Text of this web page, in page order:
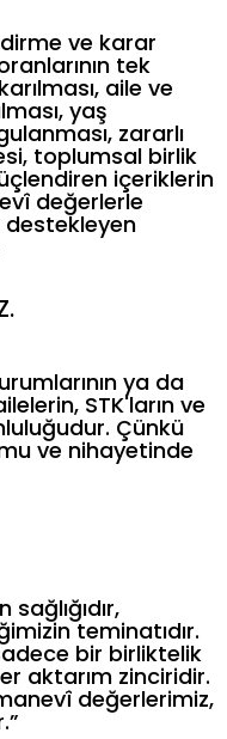
ve karar
tek
aile ve
yaş
zararlı
toplumsal birlik
içeriklerin
değerlerle
destekleyen
ya da
STK'ların ve
Çünkü
ve nihayetinde
teminatıdır.
bir birliktelik
aktarım zinciridir.
değerlerimiz,